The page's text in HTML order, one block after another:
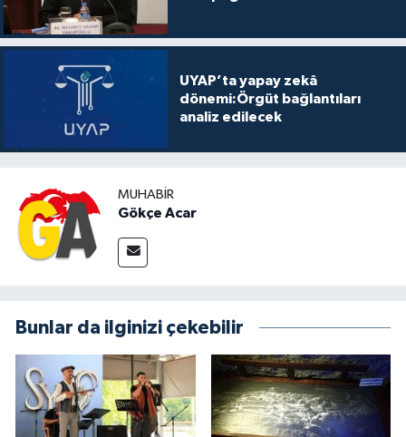
UYAP’ta yapay zekâ
dönemi:Örgüt bağlantıları
analiz edilecek
MUHABIR
Gökçe Acar
Bunlar da ilginizi çekebilir